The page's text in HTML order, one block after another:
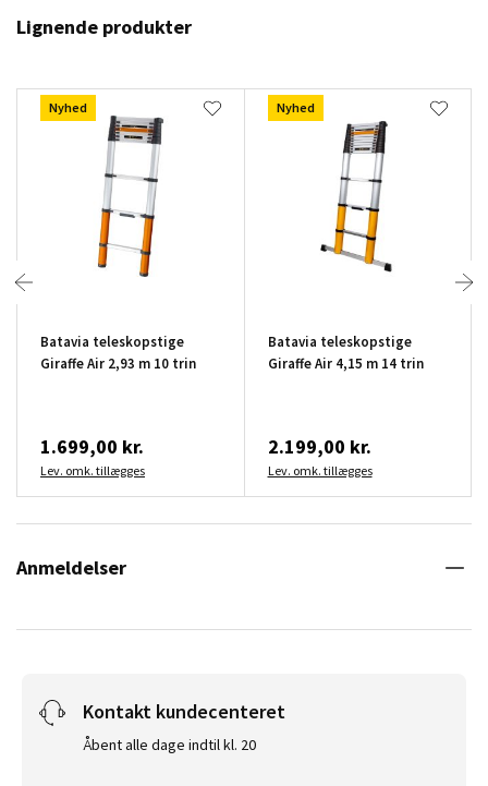
Lignende produkter
Nyhed
Batavia teleskopstige
Giraffe Air 2,93 m 10 trin
1.699,00 kr.
Lev. omk. tillægges
Nyhed
Batavia teleskopstige
Giraffe Air 4,15 m 14 trin
2.199,00 kr.
Lev. omk. tillægges
Anmeldelser
Kontakt kundecenteret
Åbent alle dage indtil kl. 20